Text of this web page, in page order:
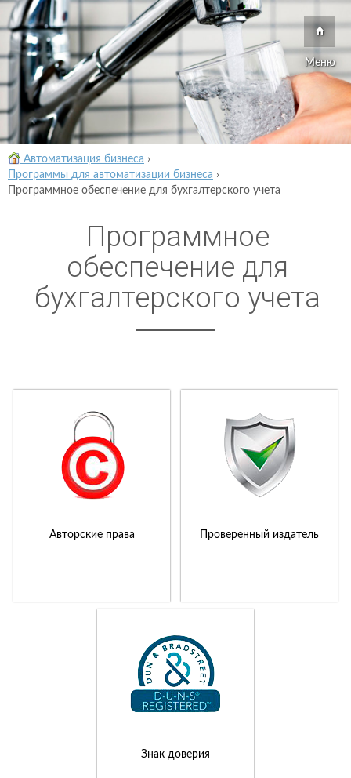
Меню
Автоматизация бизнеса ›
Программы для автоматизации бизнеса ›
Программное обеспечение для бухгалтерского учета
Программное
обеспечение для
бухгалтерского учета
Авторские права Проверенный издатель
Знак доверия